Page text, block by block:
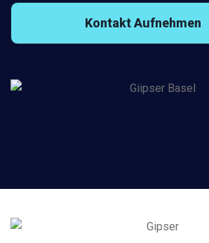
Kontakt Aufnehmen